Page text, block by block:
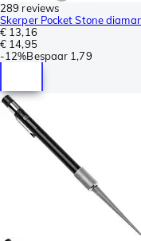
289 reviews
Skerper Pocket Stone
€ 13,16
€ 14,95
-12%Bespaar 1,79